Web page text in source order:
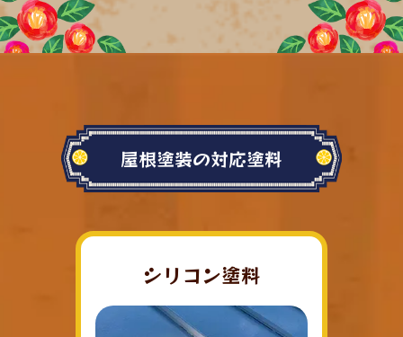
屋根塗装の対応塗料
シリコン塗料